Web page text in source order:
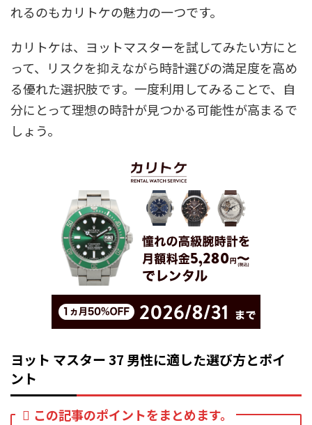
れるのもカリトケの魅力の一つです。
カリトケは、ヨットマスターを試してみたい方にと
って、リスクを抑えながら時計選びの満足度を高め
る優れた選択肢です。一度利用してみることで、自
分にとって理想の時計が見つかる可能性が高まるで
しょう。
ヨット マスター 37 男性に適した選び方とポイ
ント
この記事のポイントをまとめます。